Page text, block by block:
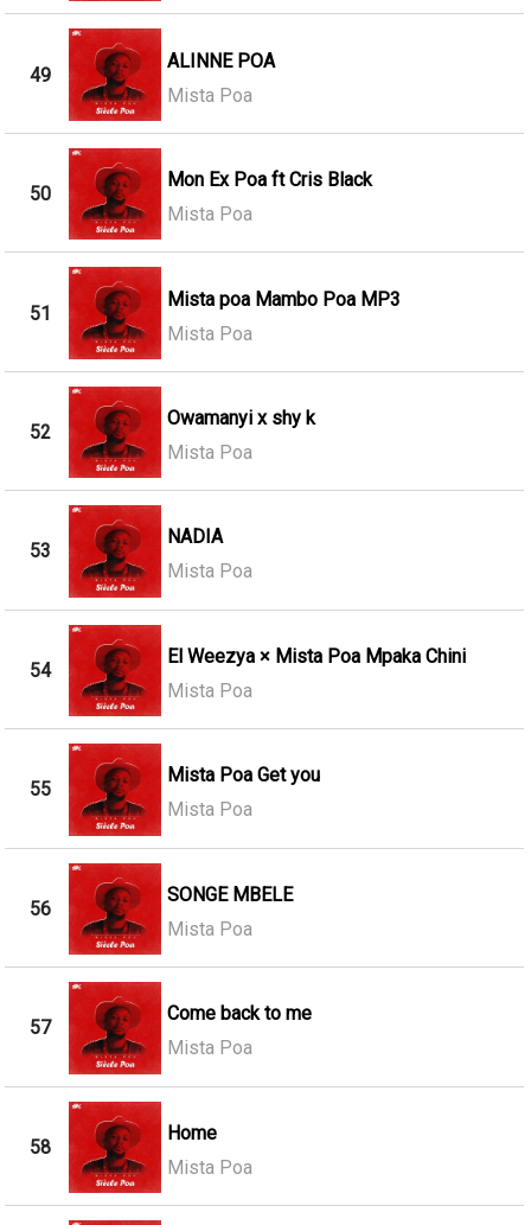
49
ALINNE POA
Mista Poa
50
Mon Ex Poa ft Cris Black
Mista Poa
51
Mista poa Mambo Poa MP3
Mista Poa
52
Owamanyi x shy k
Mista Poa
53
NADIA
Mista Poa
54
El Weezya × Mista Poa Mpaka Chini
Mista Poa
55
Mista Poa Get you
Mista Poa
56
SONGE MBELE
Mista Poa
57
Come back to me
Mista Poa
58
Home
Mista Poa